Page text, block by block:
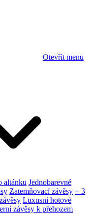
Otevřít menu
altánku Jednobarevné
Zatemňovací závěsy + 3
Luxusní hotové
závěsy k přehozem